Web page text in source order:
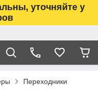
уточняйте у
Переходники